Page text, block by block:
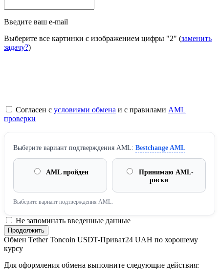
Введите ваш e-mail
Выберите все картинки с изображением цифры "2" (заменить
задачу?)
Согласен с условиями обмена и с правилами AML
проверки
Выберите вариант подтверждения AML: Bestchange AML
AML пройден
Принимаю AML-
риски
Выберите вариант подтверждения AML.
Не запоминать введенные данные
Обмен Tether Toncoin USDT-Приват24 UAH по хорошему
курсу
Для оформления обмена выполните следующие действия: